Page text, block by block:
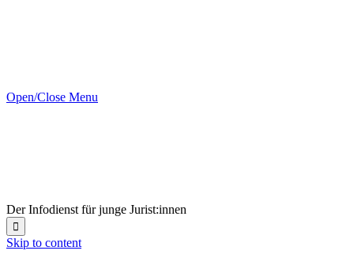
Open/Close Menu
Der Infodienst für junge Jurist:innen

Skip to content